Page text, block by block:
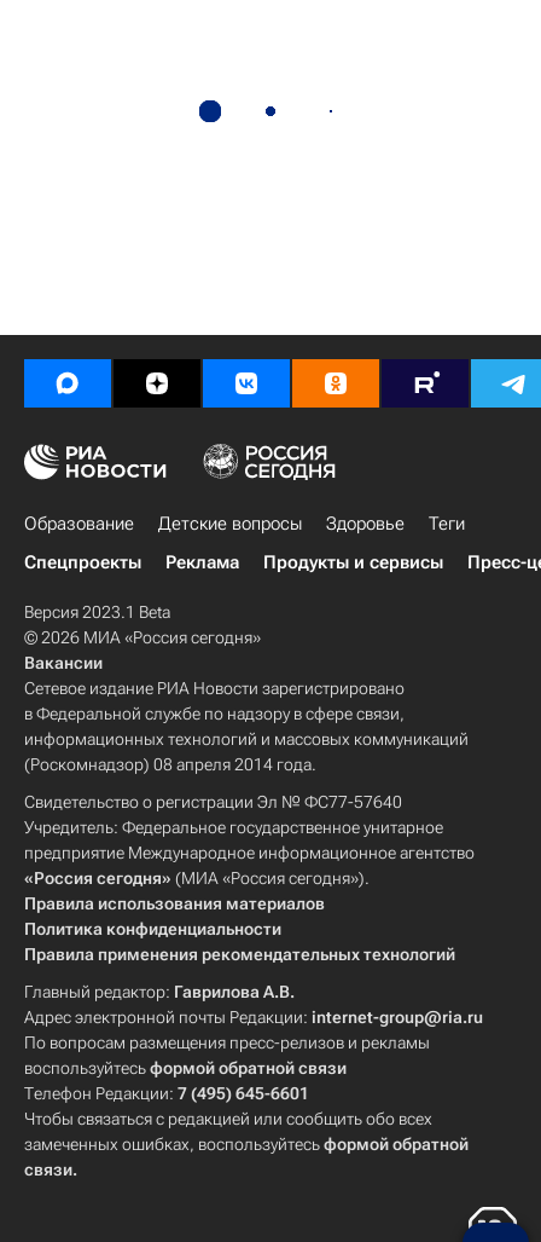
Образование Детские вопросы Здоровье
Теги
Спецпроекты
Реклама Продукты и сервисы Пресс-
Версия 2023.1 Beta
© 2026 МИА «Россия сегодня»
Вакансии
Сетевое издание РИА Новости зарегистрировано
в Федеральной службе по надзору в сфере связи,
информационных технологий и массовых коммуникаций
(Роскомнадзор) 08 апреля 2014 года.
Свидетельство о регистрации Эл № ФС77-57640
Учредитель: Федеральное государственное унитарное
предприятие Международное информационное агентство
«Россия сегодня» (МИА «Россия сегодня»).
Правила использования материалов
Политика конфиденциальности
Правила применения рекомендательных технологий
Главный редактор: Гаврилова А.В.
Адрес электронной почты Редакции: internet-group@ria.ru
По вопросам размещения пресс-релизов и рекламы
воспользуйтесьформой обратной связи
Телефон Редакции: 7 (495) 645-6601
Чтобы связаться с редакцией или сообщить обо всех
замеченных ошибках, воспользуйтесьформой обратной
связи.